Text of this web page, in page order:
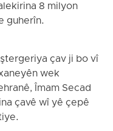
8 milyon
guherîn.
çav ji bo vî
wek
Îmam Secad
çavê wî yê çepê